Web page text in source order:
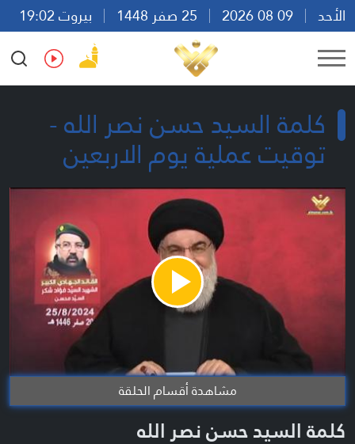
الأحد
بيروت 19:02
Ar
En Fr Es
كلمة السيد حسن نصر الله -
توقيت عملية يوم الاربعين
Play
Video
مشاهدة أقسام الحلقة
كلمة السيد حسن نصر الله